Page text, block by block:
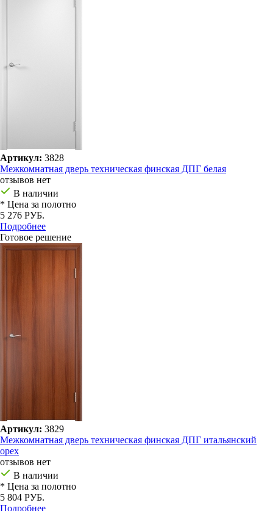
Артикул: 3828
Межкомнатная дверь техническая финская ДПГ белая
отзывов нет
В наличии
* Цена за полотно
5 276 РУБ.
Подробнее
Готовое решение
Артикул: 3829
Межкомнатная дверь техническая финская ДПГ итальянский
орех
отзывов нет
В наличии
* Цена за полотно
5 804 РУБ.
Подробнее